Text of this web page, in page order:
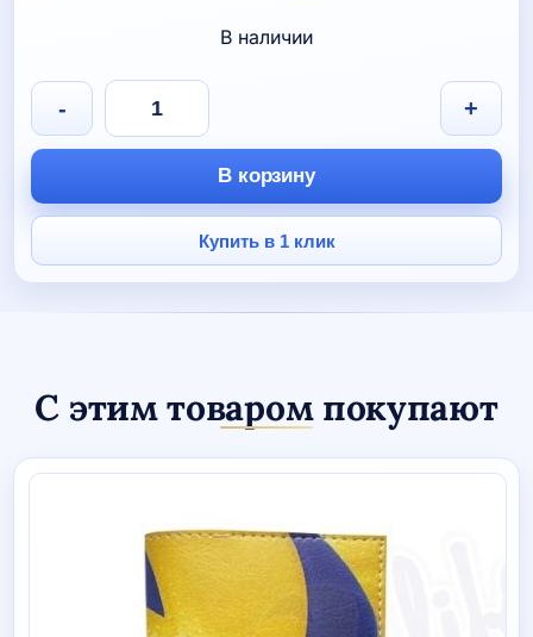
В наличии
Количество
товара
Часы
настенные
- +
В корзину
Купить в 1 клик
С этим товаром покупают